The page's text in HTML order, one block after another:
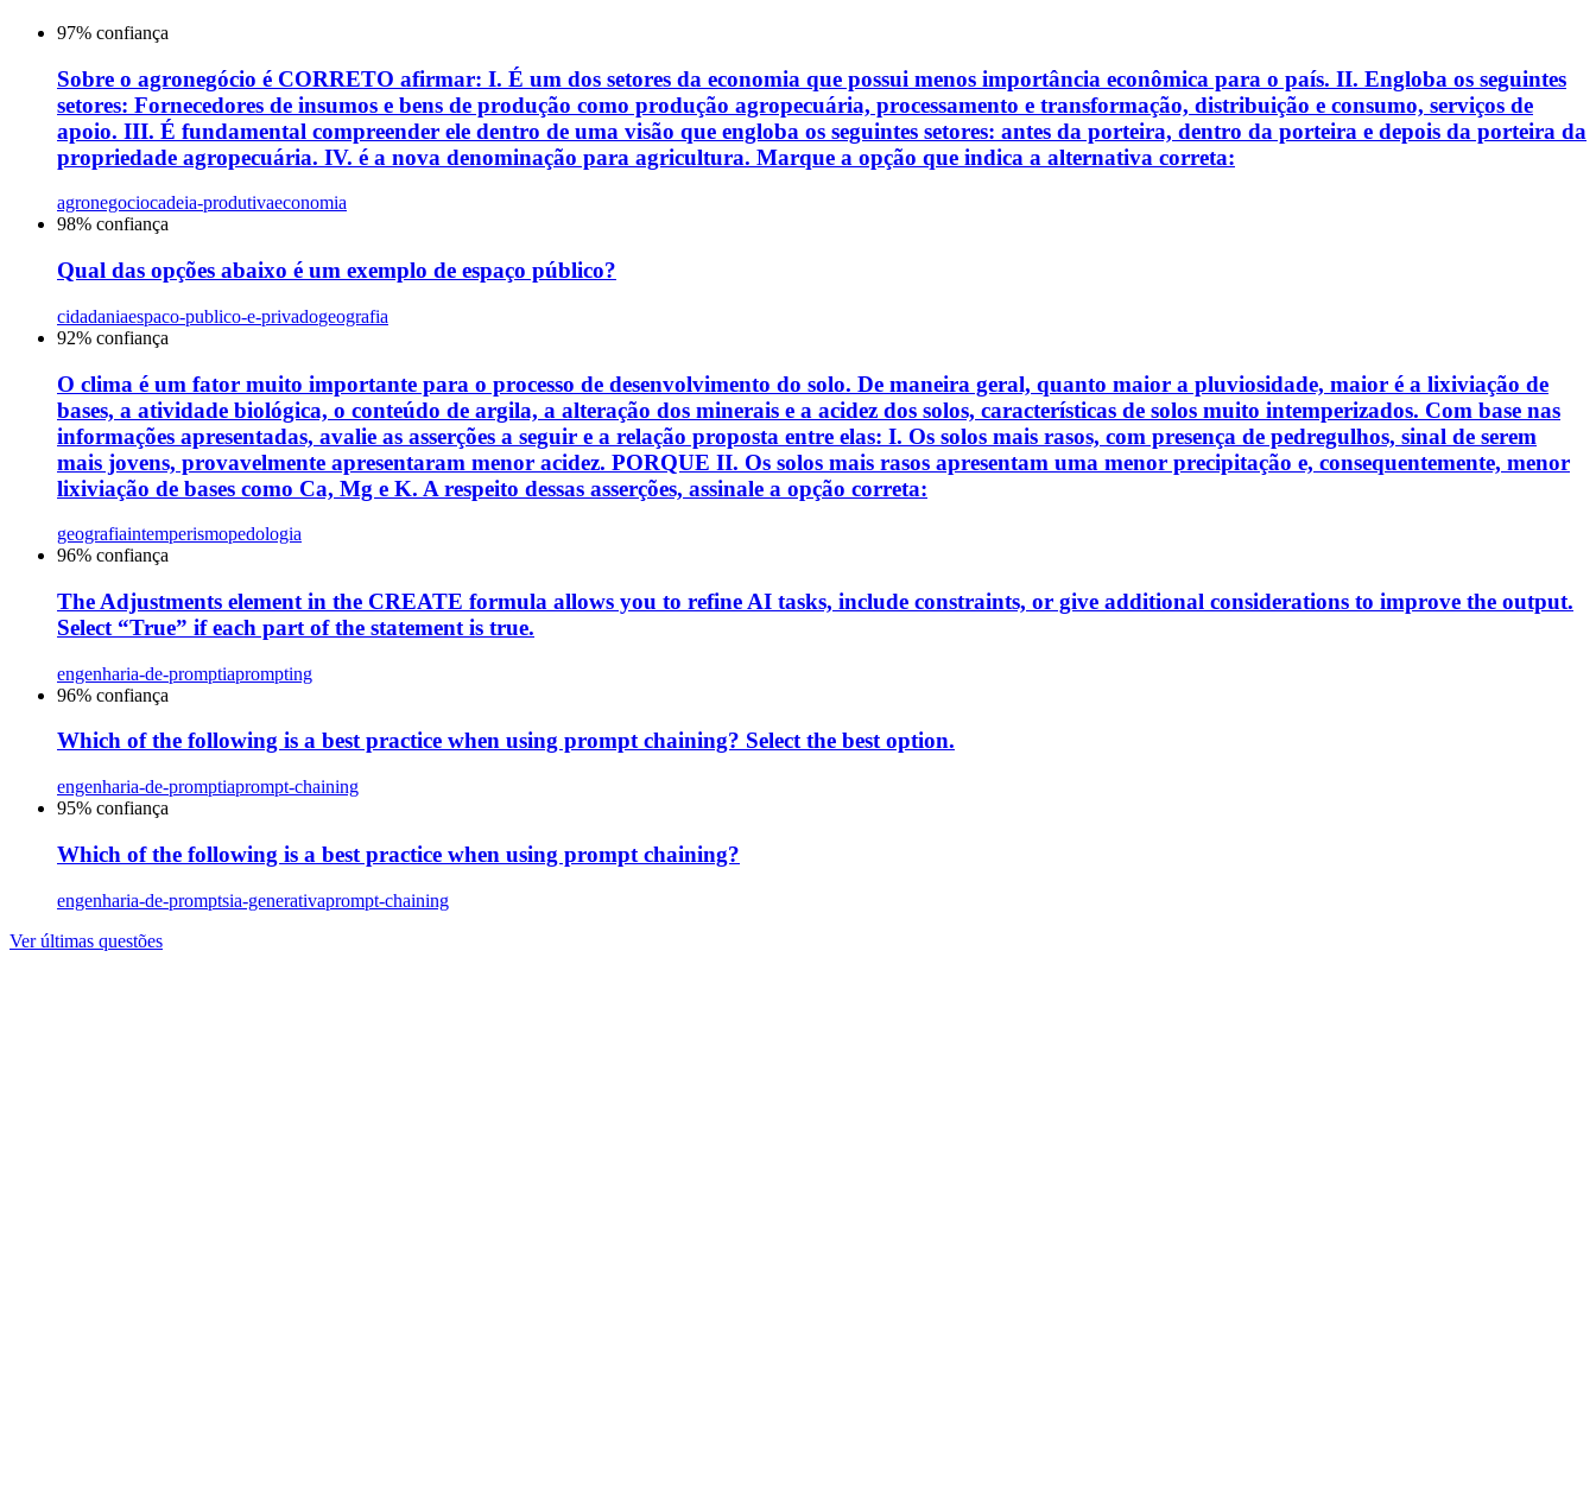
97% confiança
Sobre o agronegócio é CORRETO afirmar: I. É um dos setores da economia que possui menos importância econômica para o país. II. Engloba os seguintes
setores: Fornecedores de insumos e bens de produção como produção agropecuária, processamento e transformação, distribuição e consumo, serviços de
apoio. III. É fundamental compreender ele dentro de uma visão que engloba os seguintes setores: antes da porteira, dentro da porteira e depois da porteira da
propriedade agropecuária. IV. é a nova denominação para agricultura. Marque a opção que indica a alternativa correta:
agronegociocadeia-produtivaeconomia
98% confiança
Qual das opções abaixo é um exemplo de espaço público?
cidadaniaespaco-publico-e-privadogeografia
92% confiança
O clima é um fator muito importante para o processo de desenvolvimento do solo. De maneira geral, quanto maior a pluviosidade, maior é a lixiviação de
bases, a atividade biológica, o conteúdo de argila, a alteração dos minerais e a acidez dos solos, características de solos muito intemperizados. Com base nas
informações apresentadas, avalie as asserções a seguir e a relação proposta entre elas: I. Os solos mais rasos, com presença de pedregulhos, sinal de serem
mais jovens, provavelmente apresentaram menor acidez. PORQUE II. Os solos mais rasos apresentam uma menor precipitação e, consequentemente, menor
lixiviação de bases como Ca, Mg e K. A respeito dessas asserções, assinale a opção correta:
geografiaintemperismopedologia
96% confiança
The Adjustments element in the CREATE formula allows you to refine AI tasks, include constraints, or give additional considerations to improve the output.
Select “True” if each part of the statement is true.
engenharia-de-promptiaprompting
96% confiança
Which of the following is a best practice when using prompt chaining? Select the best option.
engenharia-de-promptiaprompt-chaining
95% confiança
Which of the following is a best practice when using prompt chaining?
engenharia-de-promptsia-generativaprompt-chaining
Ver últimas questões